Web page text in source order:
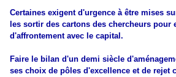
Certaines exigent d'urgence à être mises
les sortir des cartons des chercheurs pour
d'affrontement avec le capital.
Faire le bilan d'un demi siècle
ses choix de pôles d'excellence et de rejet